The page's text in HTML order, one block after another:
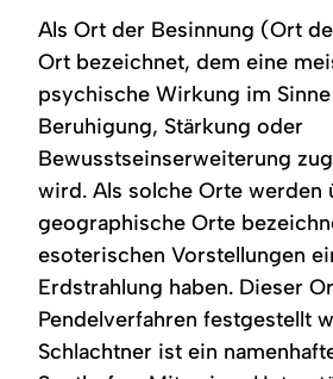
Bäumen,
Weg,
Häusern
imposanter
Bergkulisse
unter
blauem
Himmel
mit
grüner
Wiese,
Holzbänke,
Holzzaun,
sanfte
Hügel
im
Hintergrund.
grüner
Wiese,
umgeben
niedrigem
Holzzaun,
sanfte
Hügel
Häuser
Hintergrund.
Als Ort der Besinnung (Ort
Ort bezeichnet, dem eine
psychische Wirkung im
Beruhigung, Stärkung oder
Bewusstseinserweiterung
wird. Als solche Orte werden
geographische Orte
esoterischen Vorstellungen
Erdstrahlung haben. Dieser
Pendelverfahren festgestellt
Schlachtner ist ein